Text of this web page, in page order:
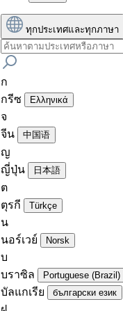
ทุกประเทศและทุกภาษา
ก
กรีซ
Ελληνικά
จ
จีน
中国语
ญ
ญี่ปุ่น
日本語
ต
ตุรกี
Türkçe
น
นอร์เวย์
Norsk
บ
บราซิล
Portuguese (Brazil)
บัลแกเรีย български език